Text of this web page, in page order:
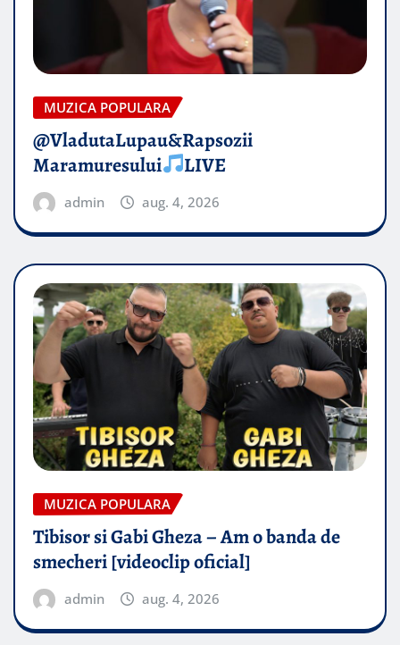
MUZICA POPULARA
@VladutaLupau&Rapsozii
Maramuresului
LIVE
admin aug. 4, 2026
MUZICA POPULARA
Tibisor si Gabi Gheza – Am o banda de
smecheri [videoclip oficial]
admin aug. 4, 2026